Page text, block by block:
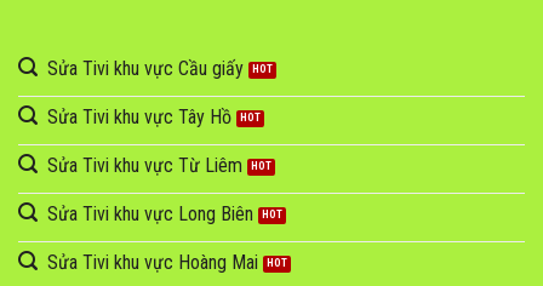
Sửa Tivi khu vực Cầu giấy
Sửa Tivi khu vực Tây Hồ
Sửa Tivi khu vực Từ Liêm
Sửa Tivi khu vực Long Biên
Sửa Tivi khu vực Hoàng Mai